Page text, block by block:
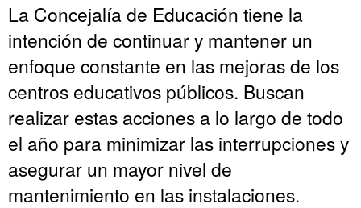
La Concejalía de Educación tiene la
intención de continuar y mantener un
enfoque constante en las mejoras de los
centros educativos públicos. Buscan
realizar estas acciones a lo largo de todo
el año para minimizar las interrupciones y
asegurar un mayor nivel de
mantenimiento en las instalaciones.